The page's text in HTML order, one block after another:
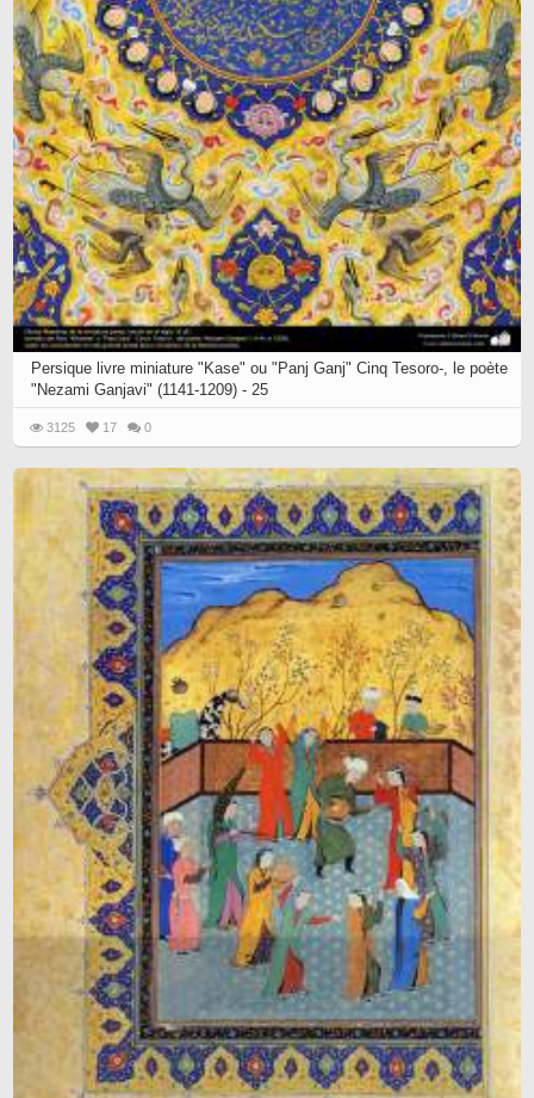
Persique livre miniature "Kase" ou "Panj Ganj" Cinq Tesoro-, le poète
"Nezami Ganjavi" (1141-1209) - 25
3125 17 0